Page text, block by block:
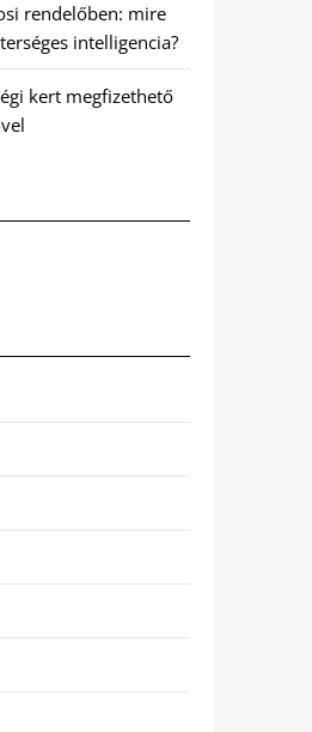
rendelőben: mire
intelligencia?
kert megfizethető